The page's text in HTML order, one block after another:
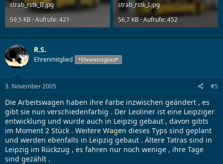
strab_rstk_II.jpg
59,5 KB · Aufrufe: 421
strab_rstk_I.jpg
56,7 KB · Aufrufe: 452
R.S.
Ehrenmitglied *Ehrenmitglied*
3. November 2005 #5
Die Arbeitswagen haben ihre Farbe inzwischen geändert , es
gibt sie nun verschiedenfarbig . Der Leoliner ist eine Leipziger
entwicklung und wurde auch in Leipzig gebaut , davon gibts
im Moment 2 Stück . Weitere Wagen dieses Typs sind geplant
und werden ebenfalls in Leipzig gebaut . Ältere Tatras sind in
Leipzig im Rückzug , es fahren nur noch wenige , ihre Tage
sind gezählt .